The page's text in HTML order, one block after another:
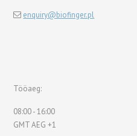
enquiry@biofinger.pl
Tööaeg:
08:00 - 16:00
GMT AEG +1